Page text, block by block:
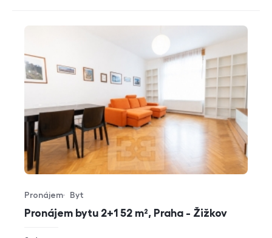
Pronájem bytu 2+1 52 m², Praha - Žižkov
Typ nabídky
Pronájem
Typ nemovitosti
Byt